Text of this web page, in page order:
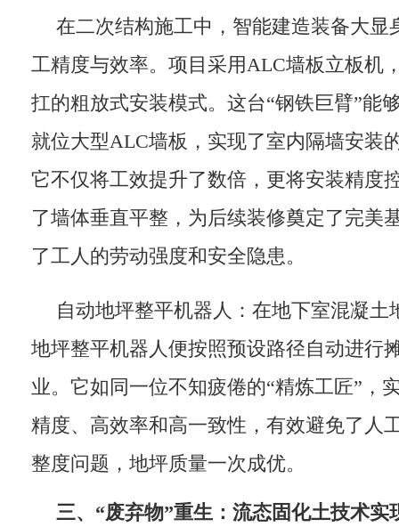
在二次结构施工中，智能建造装备大显
工精度与效率。项目采用ALC墙板立板机
扛的粗放式安装模式。这台“钢铁巨臂”能
就位大型ALC墙板，实现了室内隔墙安装
它不仅将工效提升了数倍，更将安装精度
了墙体垂直平整，为后续装修奠定了完美
了工人的劳动强度和安全隐患。
自动地坪整平机器人：在地下室混凝土
地坪整平机器人便按照预设路径自动进行
业。它如同一位不知疲倦的“精炼工匠”，
精度、高效率和高一致性，有效避免了人
整度问题，地坪质量一次成优。
三、 “废弃物”重生：流态固化土技术实